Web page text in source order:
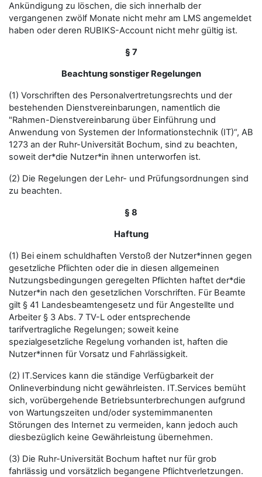
Ankündigung zu löschen, die sich innerhalb der
vergangenen zwölf Monate nicht mehr am LMS angemeldet
haben oder deren RUBIKS-Account nicht mehr gültig ist.
§ 7
Beachtung sonstiger Regelungen
(1) Vorschriften des Personalvertretungsrechts und der
bestehenden Dienstvereinbarungen, namentlich die
"Rahmen-Dienstvereinbarung über Einführung und
Anwendung von Systemen der Informationstechnik (IT)“, AB
1273 an der Ruhr-Universität Bochum, sind zu beachten,
soweit der*die Nutzer*in ihnen unterworfen ist.
(2) Die Regelungen der Lehr- und Prüfungsordnungen sind
zu beachten.
§ 8
Haftung
(1) Bei einem schuldhaften Verstoß der Nutzer*innen gegen
gesetzliche Pflichten oder die in diesen allgemeinen
Nutzungsbedingungen geregelten Pflichten haftet der*die
Nutzer*in nach den gesetzlichen Vorschriften. Für Beamte
gilt § 41 Landesbeamtengesetz und für Angestellte und
Arbeiter § 3 Abs. 7 TV-L oder entsprechende
tarifvertragliche Regelungen; soweit keine
spezialgesetzliche Regelung vorhanden ist, haften die
Nutzer*innen für Vorsatz und Fahrlässigkeit.
(2) IT.Services kann die ständige Verfügbarkeit der
Onlineverbindung nicht gewährleisten. IT.Services bemüht
sich, vorübergehende Betriebsunterbrechungen aufgrund
von Wartungszeiten und/oder systemimmanenten
Störungen des Internet zu vermeiden, kann jedoch auch
diesbezüglich keine Gewährleistung übernehmen.
(3) Die Ruhr-Universität Bochum haftet nur für grob
fahrlässig und vorsätzlich begangene Pflichtverletzungen.